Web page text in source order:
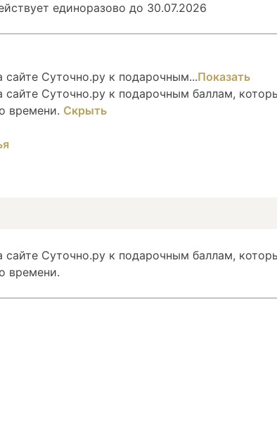
единоразово до 30.07.2026
сайте Суточно.ру к подарочным...Показать
Суточно.ру к подарочным баллам,
времени. Скрыть
Суточно.ру к подарочным баллам,
времени.